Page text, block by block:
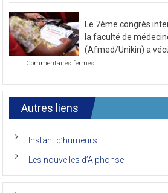
Le 7ème congrès
la faculté de
(Afmed/Unikin) a
Commentaires fermés
congrès
international
anciens
la
de
Autres liens
Instant d’humeurs
Les nouvelles d’Alphonse